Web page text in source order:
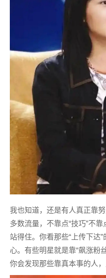
我也知道，还是有人真正靠
多数流量，不靠点“技巧”不
站得住。你看那些“上传下达”
心。有些明星就是靠“飙涨粉
你会发现那些靠真本事的人，